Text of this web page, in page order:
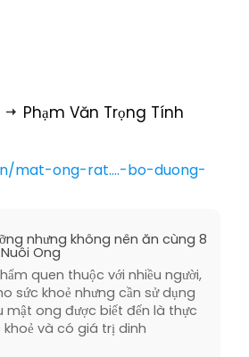
Phạm Văn Trọng Tính
mat-ong-rat....-bo-duong-
nhưng không nên ăn cùng 8
Ong
quen thuộc với nhiều người,
sức khoẻ nhưng cần sử dụng
mật ong được biết đến là thực
và có giá trị dinh